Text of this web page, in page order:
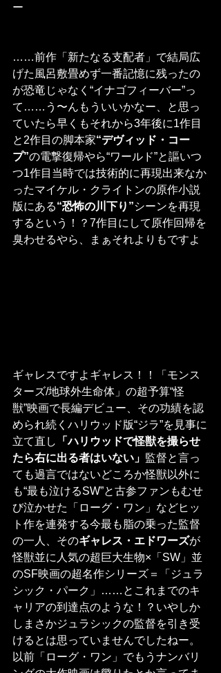
ー
……前作「新たなる支配者」で結局広
げた風呂敷畳めず一番記憶に残ったの
が恐竜じゃなく“イナゴフィーバー”っ
て……う〜んもういいかなー、と思っ
ていたら早くもそれから3年後に1作目
と2作目の脚本家“デヴィッド・コー
プ”の電撃復帰やら“ワールド”と謳いつ
つ1作目当時では技術的に再現出来なか
ったマイケル・クライトンの原作小説
版にある“恐怖の川下り”シーンを再現
するという！？7作目にして原作回帰を
臭わせるやら、まぁそれよりもですよ
ギャレスですよギャレス！！「モンス
ターズ/地球外生命体」の超予算“怪
獣”映画で長編デビュー、その功績を認
められ続くハリウッド版“ジラ”を見事に
立て直し
「ハリウッドで怪獣を撮らせ
たら右に出る者はいない」 監督と言っ
ても過言ではないどころか怪獣以外に
も“最も泣けるSW”と古参ファンもむせ
び泣かせた「ローグ・ワン」などヒッ
ト作を連発する今最も脂の乗った監督
の一人、そのギャレス・エドワーズが
怪獣並に人気の超巨大生物×「SW」並
のSF映画の超名作シリーズ＝「ジュラ
シック・パーク」……とこれまでのキ
ャリアの到達点のような！？いやしか
しまさかジュラシックの監督を引き受
けるとは思っていませんでしたねー。
以前「ローグ・ワン」でもうナンバリ